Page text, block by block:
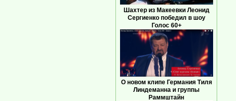
Шахтер из Макеевки Леонид
Сергиенко победил в шоу
Голос 60+
О новом клипе Германия Тиля
Линдеманна и группы
Раммштайн